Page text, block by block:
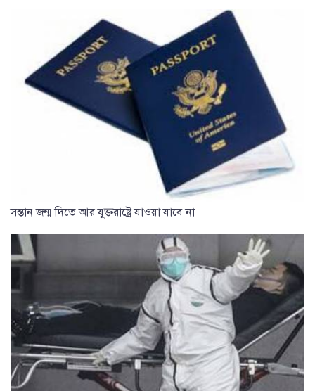
সন্তান জন্ম দিতে আর যুক্তরাষ্ট্রে যাওয়া যাবে না